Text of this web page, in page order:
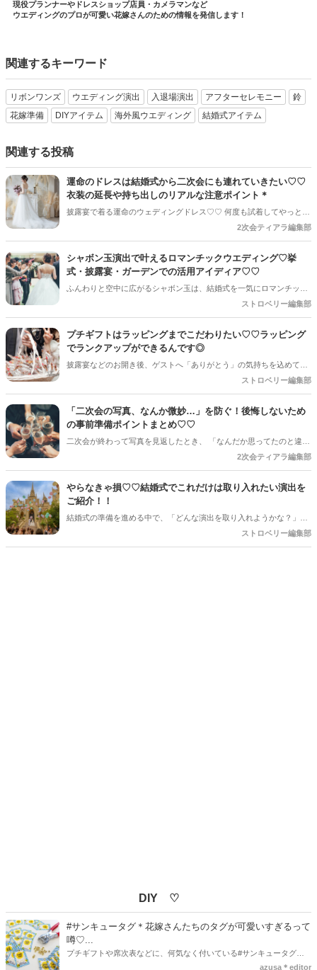
現役プランナーやドレスショップ店員・カメラマンなど
ウエディングのプロが可愛い花嫁さんのための情報を発信します！
関連するキーワード
リボンワンズ ウエディング演出 入退場演出 アフターセレモニー
鈴
花嫁準備
DIYアイテム 海外風ウエディング 結婚式アイテム
関連する投稿
運命のドレスは結婚式から二次会にも連れていきたい♡♡
衣装の延長や持ち出しのリアルな注意ポイント＊
披露宴で着る運命のウェディングドレス♡♡ 何度も試着してやっと出
会えたお気に入りの一着だからこそ、「披露宴だけで脱いじゃうのは
はとても多いです♪ それに新しく二次会用のドレスを探す手間も省け
るし、お気に入りの一着を長く着られるので一石二鳥に思えます＊ で
も、油断していると、二次会会場が決まったあとの直前になって「そ
のドレスは使えません！」なんてケースもあるんです＊
2次会ティアラ編集部
シャボン玉演出で叶えるロマンチックウエディング♡挙
式・披露宴・ガーデンでの活用アイディア♡♡
ふんわりと空中に広がるシャボン玉は、結婚式を一気にロマンチック
な雰囲気にしてくれる人気演出のひとつ♡♡挙式の退場や披露宴の入
えています◎ シーン別におすすめのシャボン玉演出に加えて、より素
敵に見せるためのポイントや具体的な準備方法まで、一気にご紹介＊
ストロベリー編集部
プチギフトはラッピングまでこだわりたい♡♡ラッピング
でランクアップができるんです◎
披露宴などのお開き後、ゲストへ「ありがとう」の気持ちを込めて手
渡すプチギフト＊ ラッピングまでこだわりたいのが花嫁ゴコロ♡ プチ
ストロベリー編集部
「二次会の写真、なんか微妙…」を防ぐ！後悔しないため
の事前準備ポイントまとめ♡♡
二次会が終わって写真を見返したとき、 「なんだか思ってたのと違
う…」と感じる花嫁さん、実は少なくありません＊ 今回は、二次会の
トをまとめました♡
2次会ティアラ編集部
やらなきゃ損♡♡結婚式でこれだけは取り入れたい演出を
ご紹介！！
結婚式の準備を進める中で、「どんな演出を取り入れようかな？」と
悩むカップルは多いですよね！！せっかくの特別な日だからこそ、
ストロベリー編集部
DIY ♡
#サンキュータグ＊花嫁さんたちのタグが可愛いすぎるって
噂♡...
プチギフトや席次表などに、何気なく付いている#サンキュータグ実
はほとんどの花嫁さんが手作りしてるってご存知でしたか！？あるの
azusa＊editor